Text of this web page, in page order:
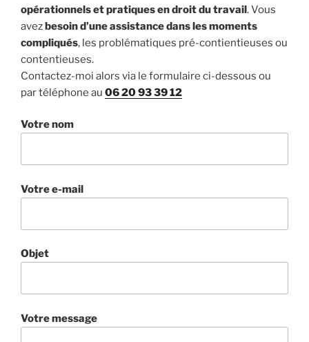
opérationnels et pratiques en droit du travail. Vous
avezbesoin d’une assistance dans les moments
compliqués, les problématiques pré-contientieuses ou
contentieuses.
Contactez-moi alors via le formulaire ci-dessous ou
par téléphone au 06 20 93 39 12
Votre nom
Votre e-mail
Objet
Votre message